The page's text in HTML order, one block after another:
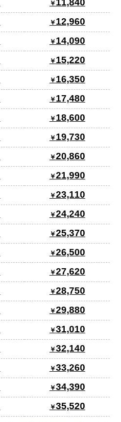
12,960
14,090
15,220
16,350
17,480
18,600
19,730
20,860
21,990
23,110
24,240
25,370
26,500
27,620
28,750
29,880
31,010
32,140
33,260
34,390
35,520